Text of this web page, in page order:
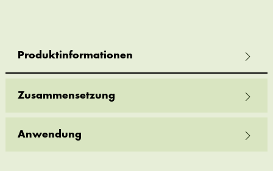
Produktinformationen
Zusammensetzung
Anwendung